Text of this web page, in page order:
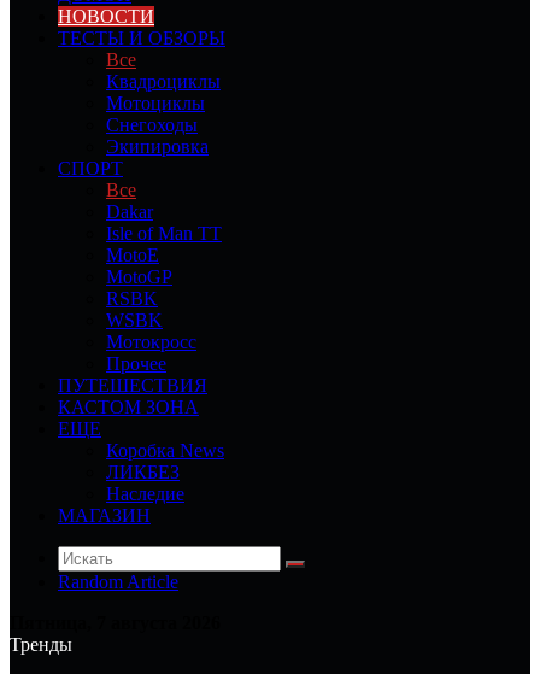
НОВОСТИ
ТЕСТЫ И ОБЗОРЫ
Все
Квадроциклы
Мотоциклы
Снегоходы
Экипировка
СПОРТ
Все
Dakar
Isle of Man TT
MotoE
MotoGP
RSBK
WSBK
Мотокросс
Прочее
ПУТЕШЕСТВИЯ
КАСТОМ ЗОНА
ЕЩЕ
Коробка News
ЛИКБЕЗ
Наследие
МАГАЗИН
Random Article
Тренды